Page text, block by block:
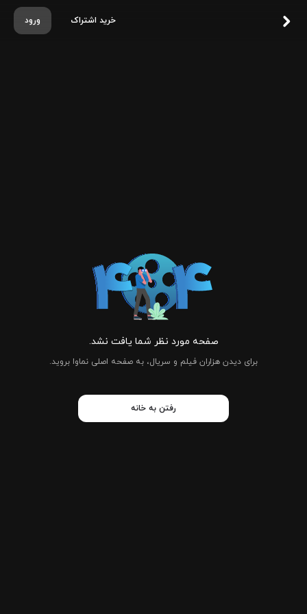
ورود خرید اشتراک
صفحه مورد نظر شما یافت نشد.
برای دیدن هزاران فیلم و سریال، به صفحه اصلی نماوا بروید.
رفتن به خانه